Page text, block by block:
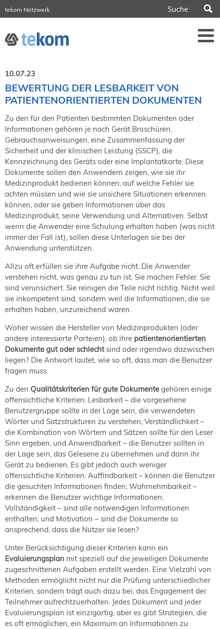
tekom Netzwerk
tech-writer.info
Tagungen
18.-19. März 2027
21.-23. April 2027 Online
tekom-Festival
7.-8. Mai 2026 in St. Leon-Rot
tcworld China
20.-21. Mai 2027 in Shanghai
Evolution of TC
2.-3. Juni 2026 in Sofia
FokusTag DPP
19. Juni 2026 in Wiesbaden
NORDIC TechKomm Kopenhagen
tekom-Jahrestagung 2026
Mitglied werden
Expertenrat
Stellenangebote
Stellengesuche
Dienstleister
Regionalgruppen
Downloadbereich
10.07.23
BEWERTUNG DER LESBARKEIT VON
PATIENTENORIENTIERTEN DOKUMENTEN
Zu den für den Patienten bestimmten Dokumenten oder
Informationen gehören je nach Gerät Broschüren,
Gebrauchsanweisungen, eine Zusammenfassung der
Sicherheit und der klinischen Leistung (SSCP), die
Kennzeichnung des Geräts oder eine Implantatkarte. Diese
Dokumente sollen den Anwendern zeigen, wie sie ihr
Medizinprodukt bedienen können, auf welche Fehler sie
achten müssen und wie sie unsichere Situationen erkennen
können, oder sie geben Informationen über das
Medizinprodukt, seine Verwendung und Alternativen. Selbst
wenn die Anwender eine Schulung erhalten haben (was nicht
immer der Fall ist), sollen diese Unterlagen sie bei der
Anwendung unterstützen.
Allzu oft erfüllen sie ihre Aufgabe nicht. Die Anwender
verstehen nicht, was genau zu tun ist. Sie machen Fehler. Sie
sind verunsichert. Sie reinigen die Teile nicht richtig. Nicht weil
sie inkompetent sind, sondern weil die Informationen, die sie
erhalten haben, unzureichend waren.
Woher wissen die Hersteller von Medizinprodukten (oder
andere interessierte Parteien), ob ihre patientenorientierten
Dokumente gut oder schlechtsind oder irgendwo dazwischen
liegen? Die Antwort lautet, wie so oft, dass man die Benutzer
fragen muss.
Zu den Qualitätskriterien für gute Dokumente gehören einige
offensichtliche Kriterien: Lesbarkeit – die vorgesehene
Benutzergruppe sollte in der Lage sein, die verwendeten
Wörter und Satzstrukturen zu verstehen; Verständlichkeit –
die Kombination von Wörtern und Sätzen sollte für den Leser
Sinn ergeben; und Anwendbarkeit – die Benutzer sollten in
der Lage sein, das Gelesene zu übernehmen und dann ihr
Gerät zu bedienen. Es gibt jedoch auch weniger
offensichtliche Kriterien: Auffindbarkeit – können die Benutzer
die gesuchten Informationen finden; Wahrnehmbarkeit –
erkennen die Benutzer wichtige Informationen;
Vollständigkeit – sind alle notwendigen Informationen
enthalten; und Motivation – sind die Dokumente so
ansprechend, dass die Nutzer sie lesen?
Unter Berücksichtigung dieser Kriterien kann ein
Evaluierungsplan mit speziell auf die jeweiligen Dokumente
zugeschnittenen Aufgaben erstellt werden. Eine Vielzahl von
Methoden ermöglicht nicht nur die Prüfung unterschiedlicher
Kriterien, sondern trägt auch dazu bei, das Engagement der
Teilnehmer aufrechtzuerhalten. Jedes Dokument und jeder
Evaluierungsplan ist einzigartig, aber es gibt Strategien, die
es oft ermöglichen, ein Maximum an Informationen zu